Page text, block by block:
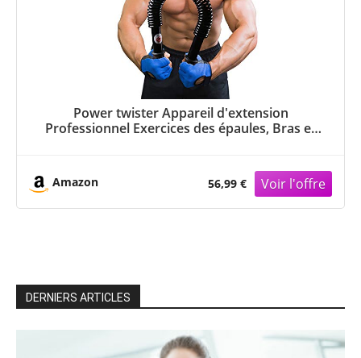
Power twister Appareil d'extension
Professionnel Exercices des épaules, Bras et
Amazon 56,99 €
DERNIERS ARTICLES